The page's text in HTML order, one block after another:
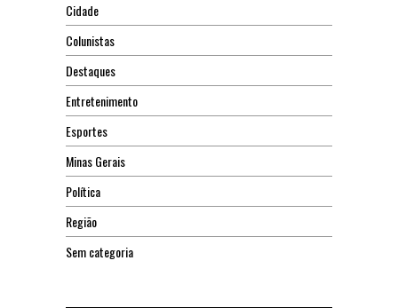
Cidade
Colunistas
Destaques
Entretenimento
Esportes
Minas Gerais
Política
Região
Sem categoria